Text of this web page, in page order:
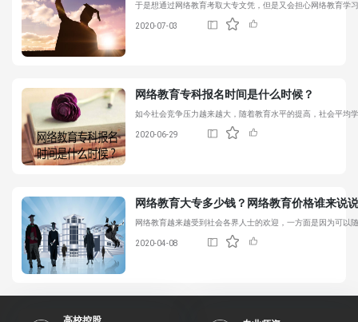
于是想通过网络教育考取大专文凭，但是又会担心网络教育学
2020-07-03
网络教育专科报名时间是什么时候？
如今社会竞争压力越来越大，随着教育水平的提高，社会平均
2020-06-29
网络教育大专多少钱？网络教育价格谁来说
网络教育越来越受到社会各界人士的欢迎，一方面是因为可以
2020-04-08